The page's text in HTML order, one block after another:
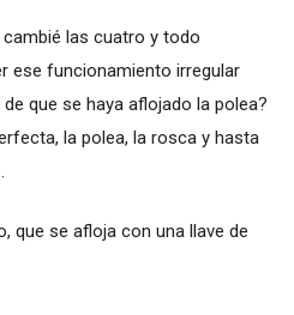
cambié las cuatro y todo
ese funcionamiento irregular
que se haya aflojado la polea?
la polea, la rosca y hasta
que se afloja con una llave de